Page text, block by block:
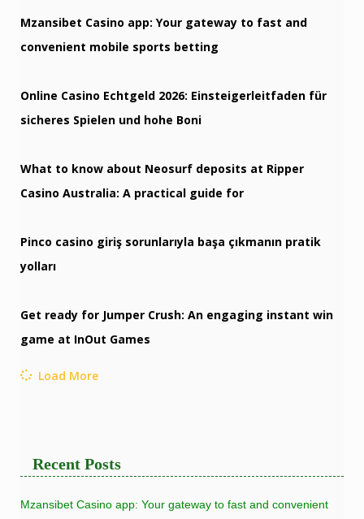
Mzansibet Casino app: Your gateway to fast and
convenient mobile sports betting
Online Casino Echtgeld 2026: Einsteigerleitfaden für
sicheres Spielen und hohe Boni
What to know about Neosurf deposits at Ripper
Casino Australia: A practical guide for
Pinco casino giriş sorunlarıyla başa çıkmanın pratik
yolları
Get ready for Jumper Crush: An engaging instant win
game at InOut Games
Load More
Recent Posts
Mzansibet Casino app: Your gateway to fast and convenient